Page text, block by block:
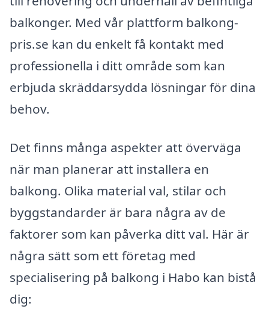
balkonger. Med vår plattform balkong-
pris.se kan du enkelt få kontakt med
professionella i ditt område som kan
erbjuda skräddarsydda lösningar för dina
behov.
Det finns många aspekter att överväga
när man planerar att installera en
balkong. Olika material val, stilar och
byggstandarder är bara några av de
faktorer som kan påverka ditt val. Här är
några sätt som ett företag med
specialisering på balkong i Habo kan bistå
dig: